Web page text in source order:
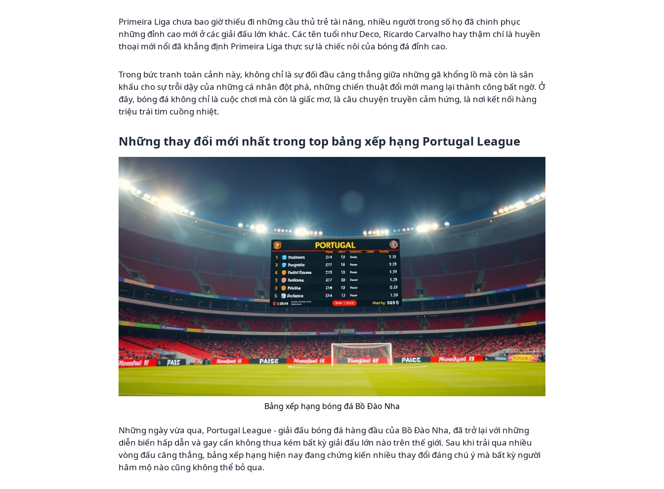
Primeira Liga chưa bao giờ thiếu đi những cầu thủ trẻ tài năng, nhiều người trong số họ đã chinh phục
những đỉnh cao mới ở các giải đấu lớn khác. Các tên tuổi như Deco, Ricardo Carvalho hay thậm chí là huyền
thoại mới nổi đã khẳng định Primeira Liga thực sự là chiếc nôi của bóng đá đỉnh cao.
Trong bức tranh toàn cảnh này, không chỉ là sự đối đầu căng thẳng giữa những gã khổng lồ mà còn là sân
khấu cho sự trỗi dậy của những cá nhân đột phá, những chiến thuật đổi mới mang lại thành công bất ngờ. Ở
đây, bóng đá không chỉ là cuộc chơi mà còn là giấc mơ, là câu chuyện truyền cảm hứng, là nơi kết nối hàng
triệu trái tim cuồng nhiệt.
Những thay đổi mới nhất trong top bảng xếp hạng Portugal League
Bảng xếp hạng bóng đá Bồ Đào Nha
Những ngày vừa qua, Portugal League - giải đấu bóng đá hàng đầu của Bồ Đào Nha, đã trở lại với những
diễn biến hấp dẫn và gay cấn không thua kém bất kỳ giải đấu lớn nào trên thế giới. Sau khi trải qua nhiều
vòng đấu căng thẳng, bảng xếp hạng hiện nay đang chứng kiến nhiều thay đổi đáng chú ý mà bất kỳ người
hâm mộ nào cũng không thể bỏ qua.